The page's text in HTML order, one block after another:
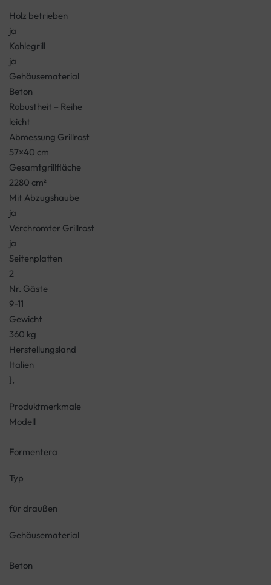
Holz betrieben
ja
Kohlegrill
ja
Gehäusematerial
Beton
Robustheit – Reihe
leicht
Abmessung Grillrost
57×40 cm
Gesamtgrillfläche
2280 cm²
Mit Abzugshaube
ja
Verchromter Grillrost
ja
Seitenplatten
2
Nr. Gäste
9-11
Gewicht
360 kg
Herstellungsland
Italien
},
Produktmerkmale
Modell
Formentera
Typ
für draußen
Gehäusematerial
Beton